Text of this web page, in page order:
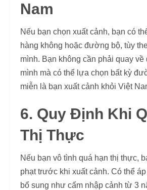
Nam
Nếu bạn chọn xuất cảnh, bạn có
hàng không hoặc đường bộ, tùy
mình. Bạn không cần phải quay về
mình mà có thể lựa chọn bất kỳ
miễn là bạn xuất cảnh khỏi Việt
6. Quy Định Khi
Thị Thực
Nếu bạn vô tình quá hạn thị thực,
phạt trước khi xuất cảnh. Có thể
bổ sung như cấm nhập cảnh từ 3